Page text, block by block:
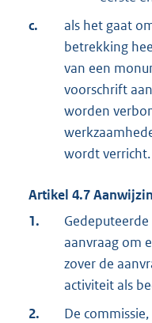
c.
als het gaat
betrekking
van een
voorschrift
worden
wordt verricht.
Artikel 4.7
1.
aanvraag om
zover de
activiteit als
2.
De